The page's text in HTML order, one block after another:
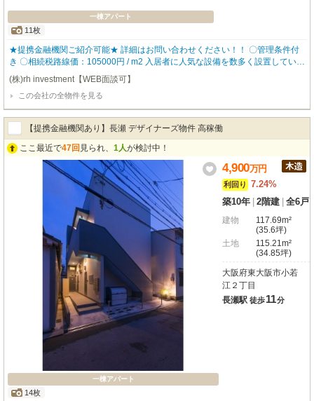
一棟アパート
11枚
★提携金融機関ご紹介可能★ 詳細はお問い合わせください！！ 〇管理条件付
き 〇相続税路線価：105000円 / m2 入居者に人気な設備を数多く設置している
ので、入居率も高く どなたにも気に入って頂ける物件となっております。 ▼
物件仕様▼ ・ロフト付き ・バストイレ別 ・追い炊き機能 ・独立洗面台 ・TV
モニタ付きインターホン 【robothomeグループ】 ・東証上場企業グループ会
社 ・仕入、設計、施工、販売、管理、ワンストップ ・金融機関のご相談も承
ります。
(株)rh investment【WEB面談可】
この会社の全物件を見る
【提携金融機関あり】長瀬 デザイナーズ物件 高稼働
ここ最近で47回 見られ、 1人が検討中！
一棟アパート
14枚
4,900万円
利回り
7.24%
築10年 2階建 全6戸
建物
117.69m²
(35.6坪)
土地
115.21m²
(34.85坪)
大阪府東大阪市小若
江２丁目
長瀬駅 徒歩11分